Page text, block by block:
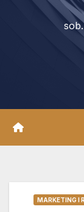
MARKETING I